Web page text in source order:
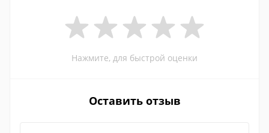
Нажмите, для быстрой оценки
Оставить отзыв